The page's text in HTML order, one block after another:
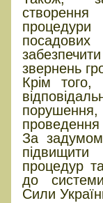
звернень
Крім того,
проведення
За задумом
підвищити
процедур
до
Сили